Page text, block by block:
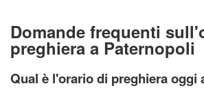
Domande frequenti
preghiera a Paternopoli
Qual è l'orario di preghiera oggi